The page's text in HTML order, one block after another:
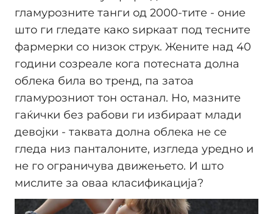
гламурозните танги од 2000-тите - оние
што ги гледате како ѕиркаат под тесните
фармерки со низок струк. Жените над 40
години созреале кога потесната долна
облека била во тренд, па затоа
гламурозниот тон останал. Но, мазните
гаќички без рабови ги избираат млади
девојки - таквата долна облека не се
гледа низ панталоните, изгледа уредно и
не го ограничува движењето. И што
мислите за оваа класификација?